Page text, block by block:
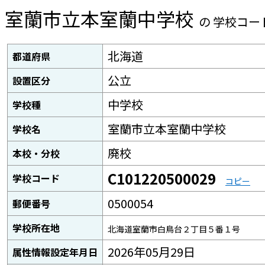
室蘭市立本室蘭中学校 の 学校コー
都道府県 北海道
設置区分 公立
学校種 中学校
学校名 室蘭市立本室蘭中学校
本校・分校 廃校
学校コード C101220500029 コピー
郵便番号 0500054
学校所在地 北海道室蘭市白鳥台２丁目５番１号
属性情報設定年月日 2026年05月29日